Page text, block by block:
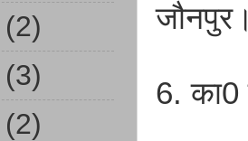
6. का0
(2)
(3)
(2)